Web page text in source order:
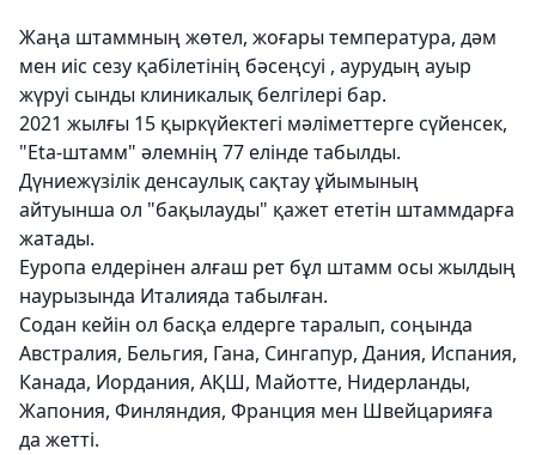
Жаңа штаммның жөтел, жоғары температура, дәм
мен иіс сезу қабілетінің бәсеңсуі , аурудың ауыр
жүруі сынды клиникалық белгілері бар.
2021 жылғы 15 қыркүйектегі мәліметтерге сүйенсек,
"Eta-штамм" әлемнің 77 елінде табылды.
Дүниежүзілік денсаулық сақтау ұйымының
айтуынша ол "бақылауды" қажет ететін штаммдарға
жатады.
Еуропа елдерінен алғаш рет бұл штамм осы жылдың
наурызында Италияда табылған.
Содан кейін ол басқа елдерге таралып, соңында
Австралия, Бельгия, Гана, Сингапур, Дания, Испания,
Канада, Иордания, АҚШ, Майотте, Нидерланды,
Жапония, Финляндия, Франция мен Швейцарияға
да жетті.